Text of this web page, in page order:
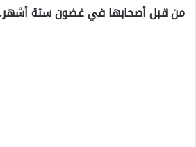
من قبل أصحابها في غضون ستة أشهر.